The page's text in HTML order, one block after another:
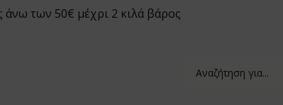
των 50€ μέχρι 2 κιλά βάρος